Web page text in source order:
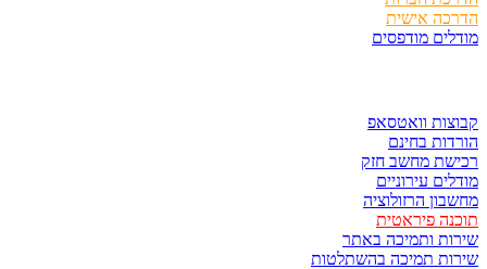
אישית
מודפסים
וואטסאפ
בחינם
מחשב חזק
עירוניים
הרזולוציה
פיראטית
ותמיכה באתר
תמיכה בהשתלטות